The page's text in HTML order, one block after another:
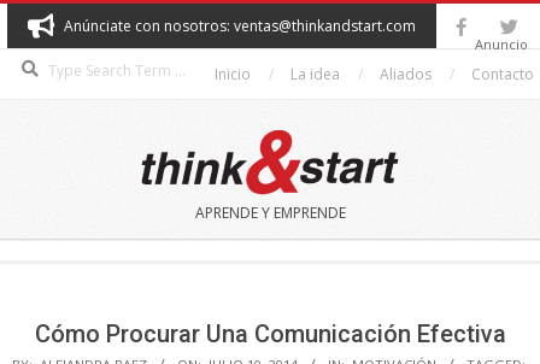
Skip
to
content
Anúnciate con nosotros: ventas@thinkandstart.com
Inicio La idea Aliados Contacto
THINK&START
APRENDE Y EMPRENDE
Anuncio
Cómo Procurar Una Comunicación Efectiva